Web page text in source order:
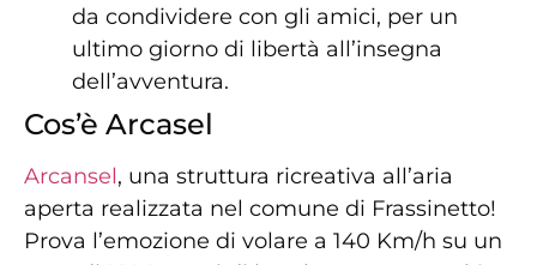
da condividere con gli amici, per un
ultimo giorno di libertà all’insegna
dell’avventura.
Cos’è Arcasel
Arcansel, una struttura ricreativa all’aria
aperta realizzata nel comune di Frassinetto!
Prova l’emozione di volare a 140 Km/h su un